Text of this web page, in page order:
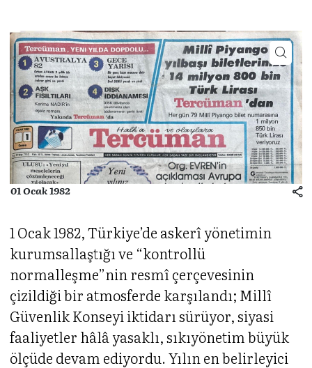
01 Ocak 1982
1 Ocak 1982, Türkiye’de askerî yönetimin
kurumsallaştığı ve “kontrollü
normalleşme”nin resmî çerçevesinin
çizildiği bir atmosferde karşılandı; Millî
Güvenlik Konseyi iktidarı sürüyor, siyasi
faaliyetler hâlâ yasaklı, sıkıyönetim büyük
ölçüde devam ediyordu. Yılın en belirleyici